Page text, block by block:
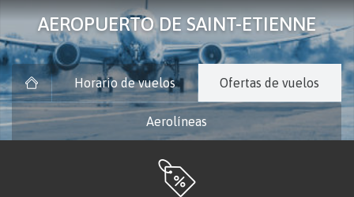
AEROPUERTO DE SAINT-ETIENNE
Horario de vuelos Ofertas de vuelos
Aerolíneas